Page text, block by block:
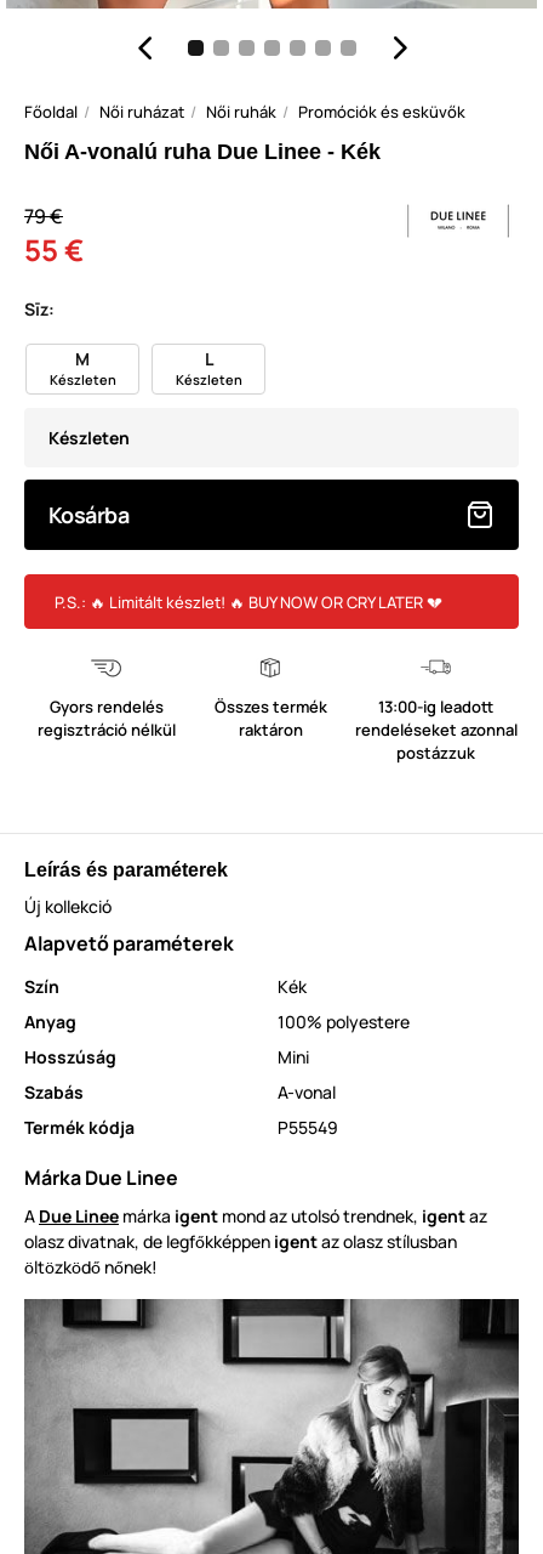
Főoldal Női ruházat Női ruhák Promóciók és esküvők
Női A-vonalú ruha Due Linee - Kék
79 €
55 €
Sīz:
M
Készleten
L
Készleten
Készleten
Kosárba
P.S.: 🔥 Limitált készlet! 🔥 BUY NOW OR CRY LATER 💔
Gyors rendelés
regisztráció nélkül
Összes termék
raktáron
13:00-ig leadott
rendeléseket azonnal
postázzuk
Leírás és paraméterek
Új kollekció
Alapvető paraméterek
Szín
Kék
Anyag
100% polyestere
Hosszúság
Mini
Szabás
A-vonal
Termék kódja
P55549
Márka Due Linee
A Due Linee márka igent mond az utolsó trendnek, igentaz
olasz divatnak, de legfőkképpen igentaz olasz stílusban
öltözködő nőnek!